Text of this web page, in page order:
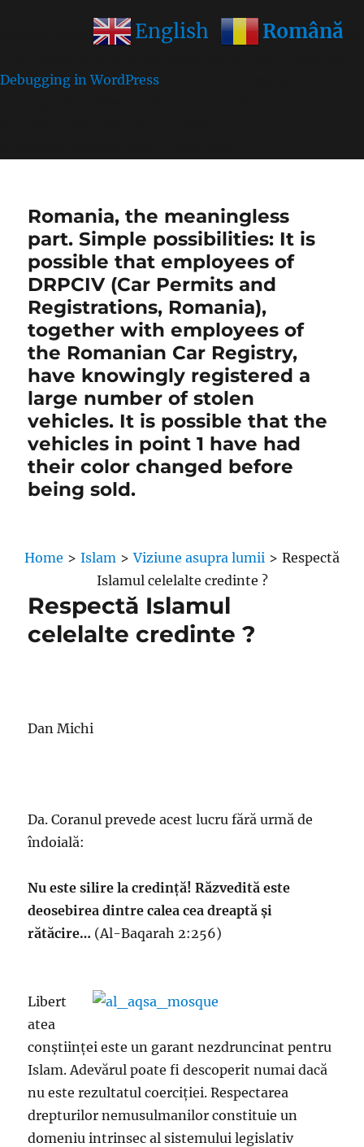
: Function wp_get_inline_script_tag was called
Debugging in WordPress
Romania, the meaningless
part. Simple possibilities: It is
possible that employees of
DRPCIV (Car Permits and
Registrations, Romania),
together with employees of
the Romanian Car Registry,
have knowingly registered a
large number of stolen
vehicles. It is possible that the
vehicles in point 1 have had
their color changed before
being sold.
Home > Islam > Viziune asupra lumii > Respectă
Islamul celelalte credinte ?
Respectă Islamul
celelalte credinte ?
Dan Michi
Da. Coranul prevede acest lucru fără urmă de
îndoială:
Nu este silire la credință! Răzvedită este
deosebirea dintre calea cea dreaptă și
rătăcire… (Al-Baqarah 2:256)
Libert
atea
conștiinței este un garant nezdruncinat pentru
Islam. Adevărul poate fi descoperit numai dacă
nu este rezultatul coerciției. Respectarea
drepturilor nemusulmanilor constituie un
domeniu intrinsec al sistemului legislativ
English Română